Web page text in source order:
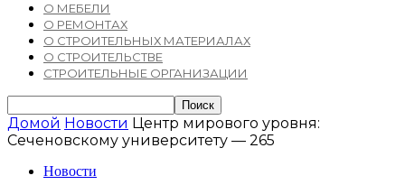
О МЕБЕЛИ
О РЕМОНТАХ
О СТРОИТЕЛЬНЫХ МАТЕРИАЛАХ
О СТРОИТЕЛЬСТВЕ
СТРОИТЕЛЬНЫЕ ОРГАНИЗАЦИИ
Домой Новости Центр мирового уровня:
Сеченовскому университету — 265
Новости